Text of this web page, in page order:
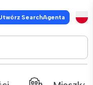
SearchAgenta